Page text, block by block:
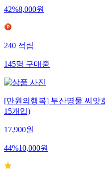
42%8,000원
240적립
145명구매중
[만원의행복] 부산명물 씨앗
15개입)
17,900원
44%10,000원